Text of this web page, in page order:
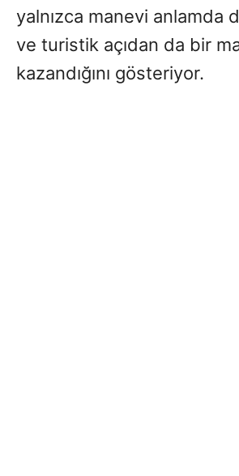
yalnızca manevi anlamda
ve turistik açıdan da bir
kazandığını gösteriyor.